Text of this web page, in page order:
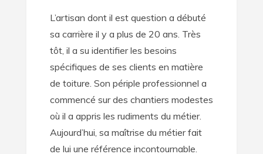
L’artisan dont il est question a débuté
sa carrière il y a plus de 20 ans. Très
tôt, il a su identifier les besoins
spécifiques de ses clients en matière
de toiture. Son périple professionnel a
commencé sur des chantiers modestes
où il a appris les rudiments du métier.
Aujourd’hui, sa maîtrise du métier fait
de lui une référence incontournable.